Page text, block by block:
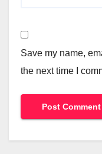
Save my name,
the next time I